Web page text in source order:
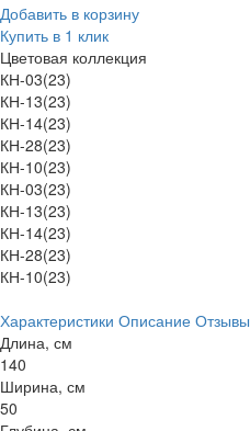
Добавить в корзину
Купить в 1 клик
Цветовая коллекция
КН-03(23)
КН-13(23)
КН-14(23)
КН-28(23)
КН-10(23)
КН-03(23)
КН-13(23)
КН-14(23)
КН-28(23)
КН-10(23)
Характеристики Описание Отзывы
Длина, см
140
Ширина, см
50